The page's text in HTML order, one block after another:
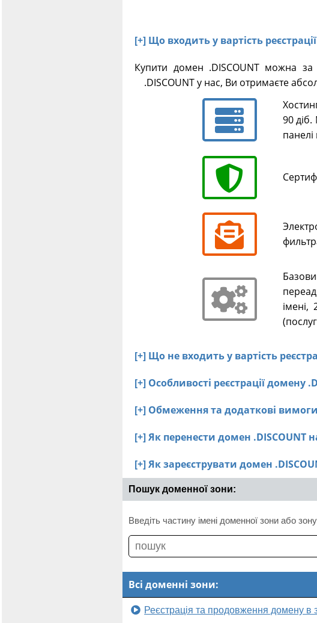
[+] Що входить у вартість
Купити домен .DISCOUNT можна
.DISCOUNT у нас, Ви отримаєте
90 діб.
[+] Що не входить у вартість
[+] Особливості реєстрації домену
[+] Обмеження та додаткові вимоги
[+] Як перенести домен .DISCOUNT
[+] Як зареєструвати домен
Пошук доменної зони:
Введіть частину імені доменної зони або
Всі доменні зони:
Реєстрація та продовження домену в